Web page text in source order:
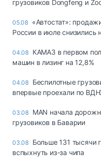
грузовиков Dongfeng и
05.08 «Автостат»:
России в июле снизились
04.08 КАМАЗ в первом
машин в лизинг на 12,8%
04.08 Беспилотные
впервые проехали по
03.08 MAN начала
грузовиков в Баварии
03.08 Больше 131 тысячи
вспыхнуть из-за чипа